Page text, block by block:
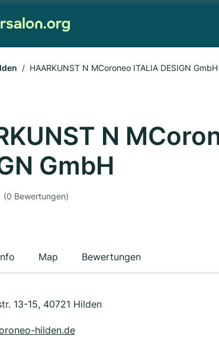
HAARKUNST N MCoroneo ITALIA DESIGN GmbH
N
GmbH
(0 Bewertungen)
Map Bewertungen
13-15, 40721 Hilden
hilden.de